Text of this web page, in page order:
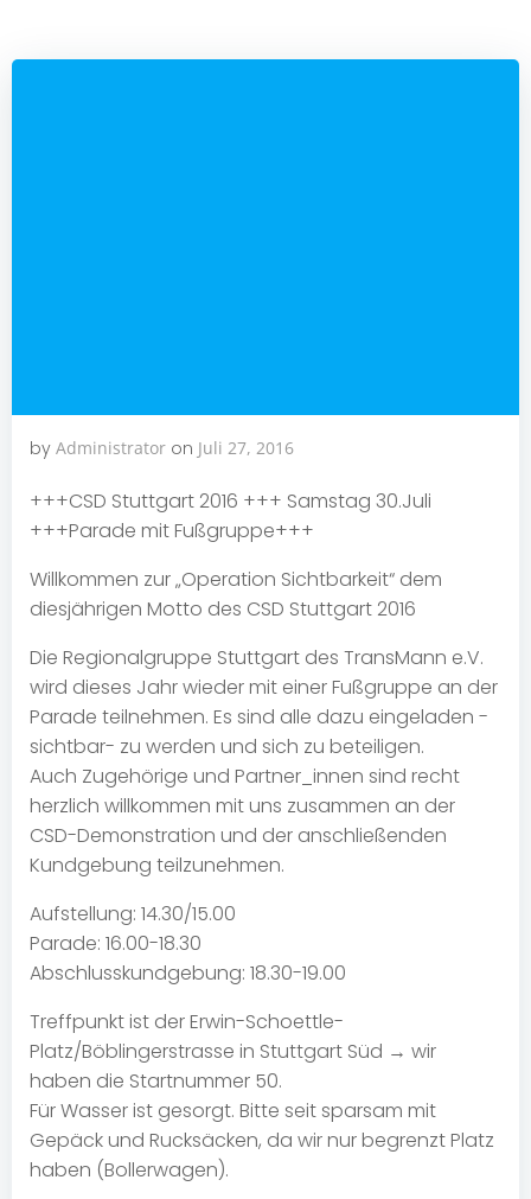
by Administrator on Juli 27, 2016
+++CSD Stuttgart 2016 +++ Samstag 30.Juli
+++Parade mit Fußgruppe+++
Willkommen zur „Operation Sichtbarkeit“ dem
diesjährigen Motto des CSD Stuttgart 2016
Die Regionalgruppe Stuttgart des TransMann e.V.
wird dieses Jahr wieder mit einer Fußgruppe an der
Parade teilnehmen. Es sind alle dazu eingeladen -
sichtbar- zu werden und sich zu beteiligen.
Auch Zugehörige und Partner_innen sind recht
herzlich willkommen mit uns zusammen an der
CSD-Demonstration und der anschließenden
Kundgebung teilzunehmen.
Aufstellung: 14.30/15.00
Parade: 16.00-18.30
Abschlusskundgebung: 18.30-19.00
Treffpunkt ist der Erwin-Schoettle-
Platz/Böblingerstrasse in Stuttgart Süd → wir
haben die Startnummer 50.
Für Wasser ist gesorgt. Bitte seit sparsam mit
Gepäck und Rucksäcken, da wir nur begrenzt Platz
haben (Bollerwagen).